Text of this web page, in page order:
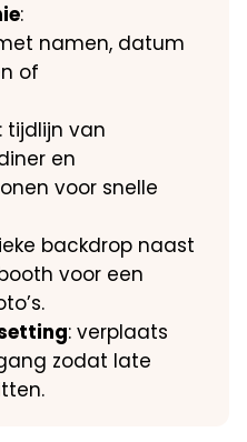
:
namen, datum
of
: tijdlijn van
en
voor snelle
backdrop naast
voor een
: verplaats
zodat late